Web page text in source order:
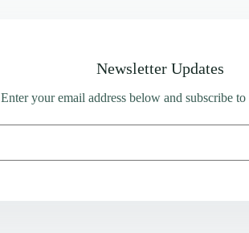
Newsletter Updates
Enter your email address below and subscribe